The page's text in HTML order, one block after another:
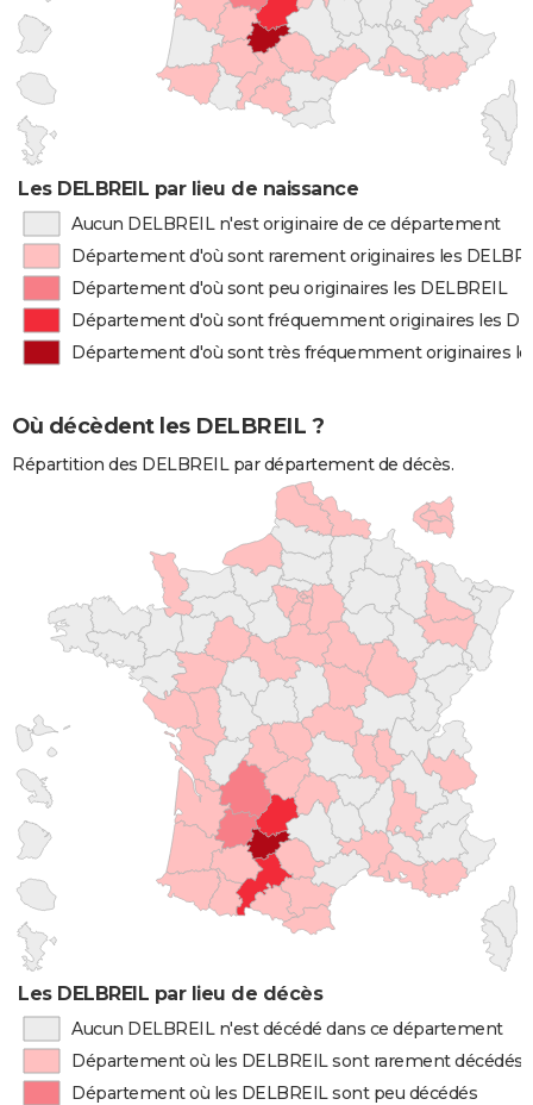
Les DELBREIL par lieu de naissance
Aucun DELBREIL n'est originaire de ce département
Département d'où sont rarement originaires les
Département d'où sont peu originaires les DELBREIL
Département d'où sont fréquemment originaires les
Département d'où sont très fréquemment originaires
Où décèdent les DELBREIL ?
Répartition des DELBREIL par département de décès.
Les DELBREIL par lieu de décès
Aucun DELBREIL n'est décédé dans ce département
Département où les DELBREIL sont rarement décédés
Département où les DELBREIL sont peu décédés